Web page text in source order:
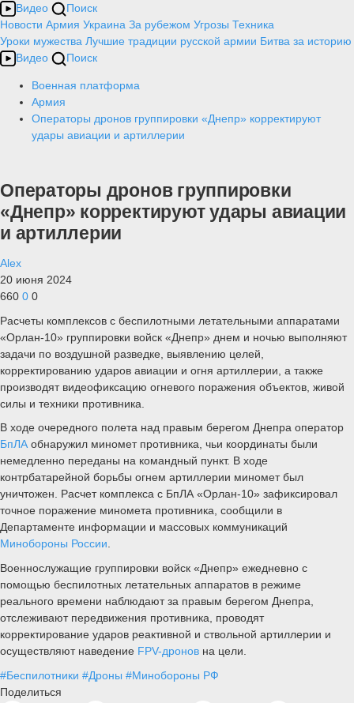
Видео
Поиск
Новости Армия Украина За рубежом Угрозы Техника
Уроки мужества Лучшие традиции русской армии Битва за историю
Видео
Поиск
Военная платформа
Армия
Операторы дронов группировки «Днепр» корректируют
удары авиации и артиллерии
Операторы дронов группировки
«Днепр» корректируют удары авиации
и артиллерии
Alex
20 июня 2024
660 0 0
Расчеты комплексов с беспилотными летательными аппаратами
«Орлан-10» группировки войск «Днепр» днем и ночью выполняют
задачи по воздушной разведке, выявлению целей,
корректированию ударов авиации и огня артиллерии, а также
производят видеофиксацию огневого поражения объектов, живой
силы и техники противника.
В ходе очередного полета над правым берегом Днепра оператор
БпЛАобнаружил миномет противника, чьи координаты были
немедленно переданы на командный пункт. В ходе
контрбатарейной борьбы огнем артиллерии миномет был
уничтожен. Расчет комплекса с БпЛА «Орлан-10» зафиксировал
точное поражение миномета противника, сообщили в
Департаменте информации и массовых коммуникаций
Минобороны России.
Военнослужащие группировки войск «Днепр» ежедневно с
помощью беспилотных летательных аппаратов в режиме
реального времени наблюдают за правым берегом Днепра,
отслеживают передвижения противника, проводят
корректирование ударов реактивной и ствольной артиллерии и
осуществляют наведение FPV-дронов на цели.
#Беспилотники #Дроны #Минобороны РФ
Поделиться